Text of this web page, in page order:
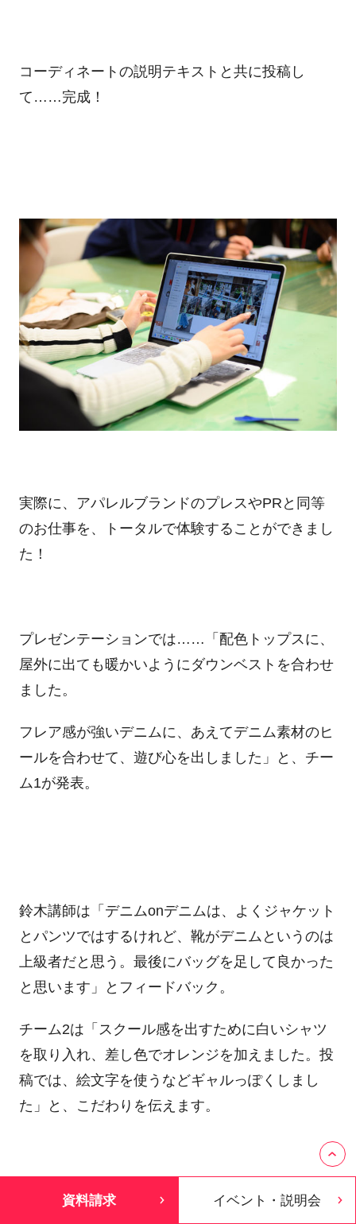
コーディネートの説明テキストと共に投稿し
て……完成！
実際に、アパレルブランドのプレスやPRと同等
のお仕事を、トータルで体験することができまし
た！
プレゼンテーションでは……「配色トップスに、
屋外に出ても暖かいようにダウンベストを合わせ
ました。
フレア感が強いデニムに、あえてデニム素材のヒ
ールを合わせて、遊び心を出しました」と、チー
ム1が発表。
鈴木講師は「デニムonデニムは、よくジャケット
とパンツではするけれど、靴がデニムというのは
上級者だと思う。最後にバッグを足して良かった
と思います」とフィードバック。
チーム2は「スクール感を出すために白いシャツ
を取り入れ、差し色でオレンジを加えました。投
稿では、絵文字を使うなどギャルっぽくしまし
た」と、こだわりを伝えます。
鈴木講師「私も、このテーマを見たときに、近い
資料請求 イベント・説明会